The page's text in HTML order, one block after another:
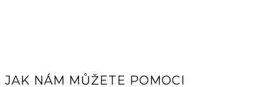
JAK NÁM MŮŽETE POMOCI